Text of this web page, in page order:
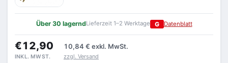
Über 30 lagerndLieferzeit 1–2 Werktage G Datenblatt
€12,90 10,84 € exkl. MwSt.
INKL. MWST. zzgl. Versand